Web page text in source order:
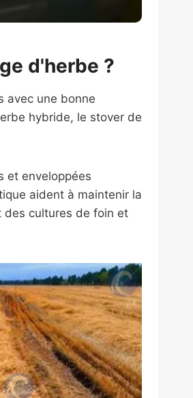
d'herbe ?
avec une bonne
hybride, le stover de
et enveloppées
aident à maintenir la
des cultures de foin et